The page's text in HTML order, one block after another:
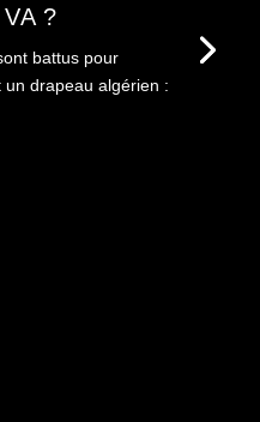
?
battus pour
un drapeau algérien :